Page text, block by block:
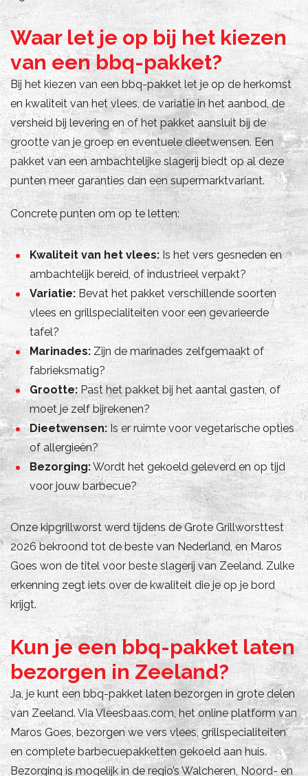
Waar let je op bij het kiezen
van een bbq-pakket?
Bij het kiezen van een bbq-pakket let je op de herkomst
en kwaliteit van het vlees, de variatie in het aanbod, de
versheid bij levering en of het pakket aansluit bij de
grootte van je groep en eventuele dieetwensen. Een
pakket van een ambachtelijke slagerij biedt op al deze
punten meer garanties dan een supermarktvariant.
Concrete punten om op te letten:
Kwaliteit van het vlees: Is het vers gesneden en
ambachtelijk bereid, of industrieel verpakt?
Variatie: Bevat het pakket verschillende soorten
vlees en grillspecialiteiten voor een gevarieerde
tafel?
Marinades: Zijn de marinades zelfgemaakt of
fabrieksmatig?
Grootte: Past het pakket bij het aantal gasten, of
moet je zelf bijrekenen?
Dieetwensen: Is er ruimte voor vegetarische opties
of allergieën?
Bezorging:Wordt het gekoeld geleverd en op tijd
voor jouw barbecue?
Onze kipgrillworst werd tijdens de Grote Grillworsttest
2026 bekroond tot de beste van Nederland, en Maros
Goes won de titel voor beste slagerij van Zeeland. Zulke
erkenning zegt iets over de kwaliteit die je op je bord
krijgt.
Kun je een bbq-pakket laten
bezorgen in Zeeland?
Ja, je kunt een bbq-pakket laten bezorgen in grote delen
van Zeeland. Via Vleesbaas.com, het online platform van
Maros Goes, bezorgen we vers vlees, grillspecialiteiten
en complete barbecuepakketten gekoeld aan huis.
Bezorging is mogelijk in de regio’s Walcheren, Noord- en